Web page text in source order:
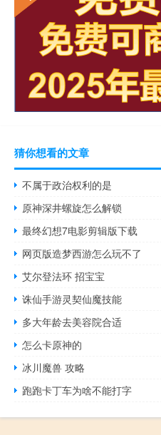
猜你想看的文章
不属于政治权利的是
原神深井螺旋怎么解锁
最终幻想7电影剪辑版下载
网页版造梦西游怎么玩不了
艾尔登法环 招宝宝
诛仙手游灵契仙魔技能
多大年龄去美容院合适
怎么卡原神的
冰川魔兽 攻略
跑跑卡丁车为啥不能打字